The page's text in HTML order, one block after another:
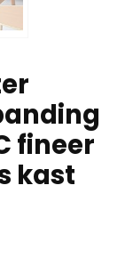
fineer
kast